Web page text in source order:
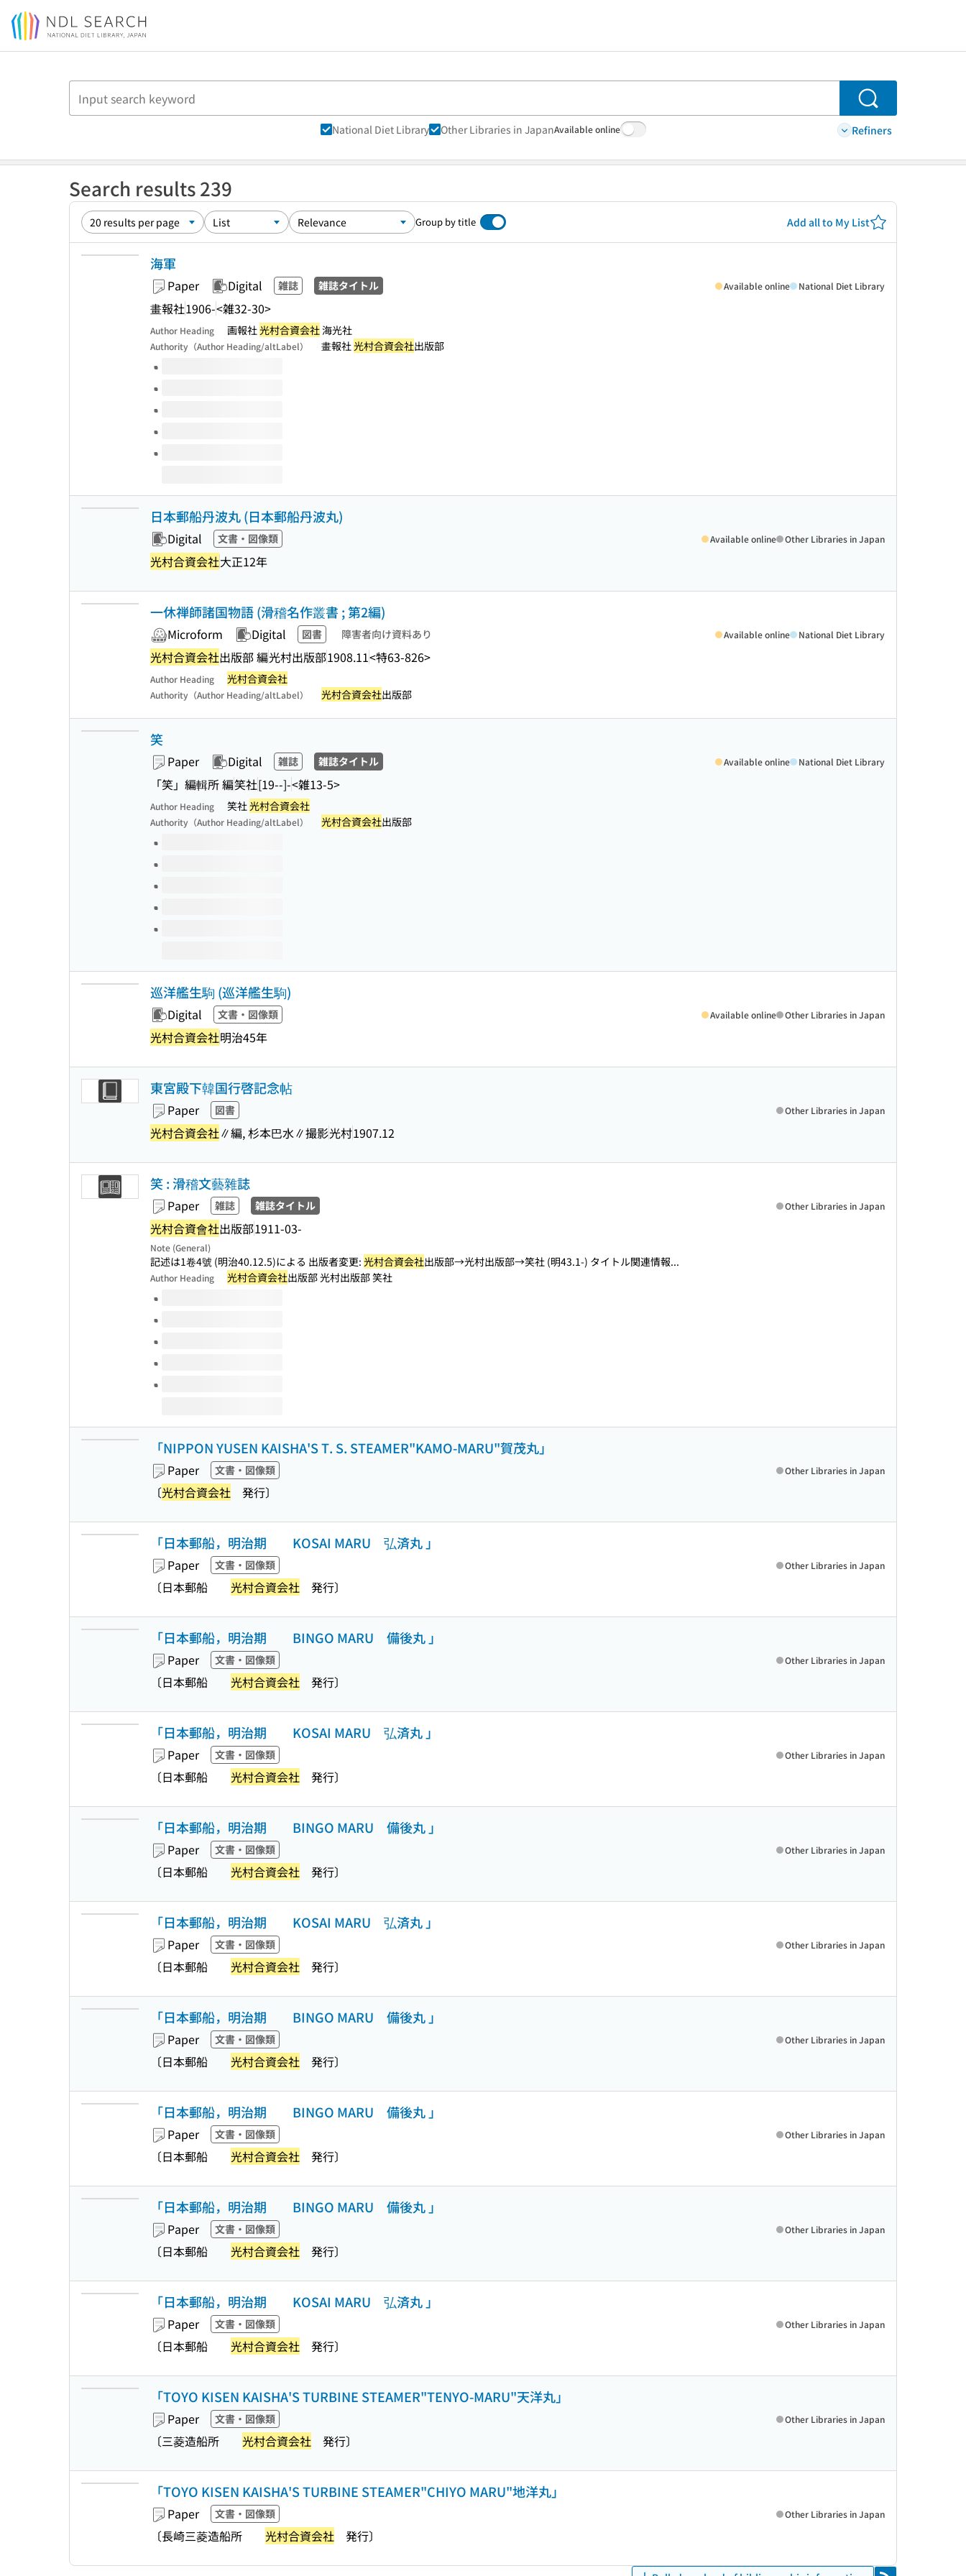
Jump to main content
Search
National Diet Library Other Libraries in JapanAvailable online Refiners
Search results 239
Group by title Add all to My List
海軍
Paper Digital 雑誌 雑誌タイトル
畫報社1906-<雑32-30>
Available online National Diet Library
Author Heading 画報社光村合資会社海光社
Authority（Author Heading/altLabel） 畫報社光村合資会社出版部
Volumes of this title
日本郵船丹波丸 (日本郵船丹波丸)
Digital 文書・図像類
光村合資会社大正12年
Available online Other Libraries in Japan
一休禅師諸国物語 (滑稽名作叢書 ; 第2編)
Microform Digital 図書 障害者向け資料あり
光村合資会社出版部 編光村出版部1908.11<特63-826>
Available online National Diet Library
Author Heading 光村合資会社
Authority（Author Heading/altLabel） 光村合資会社出版部
笑
Paper Digital 雑誌 雑誌タイトル
「笑」編輯所 編笑社[19--]-<雑13-5>
Available online National Diet Library
Author Heading 笑社光村合資会社
Authority（Author Heading/altLabel） 光村合資会社出版部
Volumes of this title
巡洋艦生駒 (巡洋艦生駒)
Digital 文書・図像類
光村合資会社明治45年
Available online Other Libraries in Japan
東宮殿下韓国行啓記念帖
Paper 図書
光村合資会社∥編, 杉本巴水∥撮影光村1907.12
Other Libraries in Japan
笑 : 滑稽文藝雜誌
Paper 雑誌 雑誌タイトル
光村合資會社出版部1911-03-
Other Libraries in Japan
Note (General)
記述は1卷4號 (明治40.12.5)による 出版者変更: 光村合資会社出版部→光村出版部→笑社 (明43.1-) タイトル関連情報...
Author Heading 光村合資会社出版部 光村出版部 笑社
Volumes of this title
「NIPPON YUSEN KAISHA'S T. S. STEAMER"KAMO-MARU"賀茂丸」
Paper 文書・図像類
〔光村合資会社 発行〕
Other Libraries in Japan
「日本郵船，明治期 KOSAI MARU 弘済丸 」
Paper 文書・図像類
〔日本郵船 光村合資会社 発行〕
Other Libraries in Japan
「日本郵船，明治期 BINGO MARU 備後丸 」
Paper 文書・図像類
〔日本郵船 光村合資会社 発行〕
Other Libraries in Japan
「日本郵船，明治期 KOSAI MARU 弘済丸 」
Paper 文書・図像類
〔日本郵船 光村合資会社 発行〕
Other Libraries in Japan
「日本郵船，明治期 BINGO MARU 備後丸 」
Paper 文書・図像類
〔日本郵船 光村合資会社 発行〕
Other Libraries in Japan
「日本郵船，明治期 KOSAI MARU 弘済丸 」
Paper 文書・図像類
〔日本郵船 光村合資会社 発行〕
Other Libraries in Japan
「日本郵船，明治期 BINGO MARU 備後丸 」
Paper 文書・図像類
〔日本郵船 光村合資会社 発行〕
Other Libraries in Japan
「日本郵船，明治期 BINGO MARU 備後丸 」
Paper 文書・図像類
〔日本郵船 光村合資会社 発行〕
Other Libraries in Japan
「日本郵船，明治期 BINGO MARU 備後丸 」
Paper 文書・図像類
〔日本郵船 光村合資会社 発行〕
Other Libraries in Japan
「日本郵船，明治期 KOSAI MARU 弘済丸 」
Paper 文書・図像類
〔日本郵船 光村合資会社 発行〕
Other Libraries in Japan
「TOYO KISEN KAISHA'S TURBINE STEAMER"TENYO-MARU"天洋丸」
Paper 文書・図像類
〔三菱造船所 光村合資会社 発行〕
Other Libraries in Japan
「TOYO KISEN KAISHA'S TURBINE STEAMER"CHIYO MARU"地洋丸」
Paper 文書・図像類
〔長崎三菱造船所 光村合資会社 発行〕
Other Libraries in Japan